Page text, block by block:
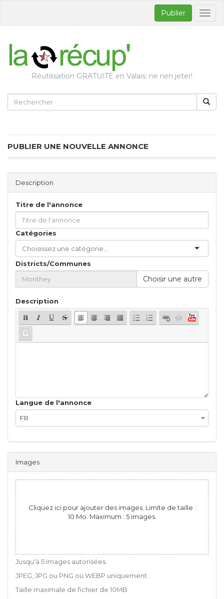
Publier
Réutilisation GRATUITE en Valais: ne rien jeter!
PUBLIER UNE NOUVELLE ANNONCE
Description
Titre de l'annonce
Catégories
Districts/Communes
Choisir une autre
Description
Langue de l'annonce
FR
Images
Cliquez ici pour ajouter des images. Limite de taille :
10 Mo. Maximum : 5 images.
Jusqu'à 5 images autorisées.
JPEG, JPG ou PNG ou WEBP uniquement.
Taille maximale de fichier de 10MB.